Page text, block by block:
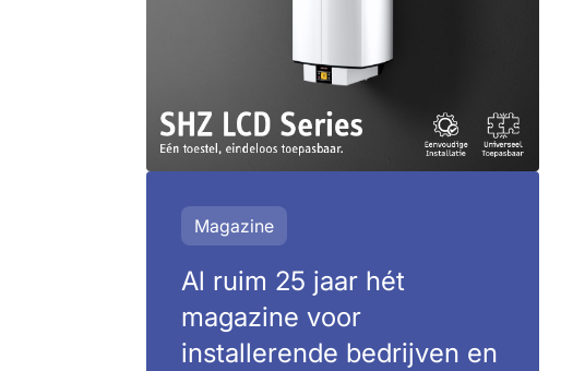
Magazine
Al ruim 25 jaar hét
magazine voor
installerende bedrijven en